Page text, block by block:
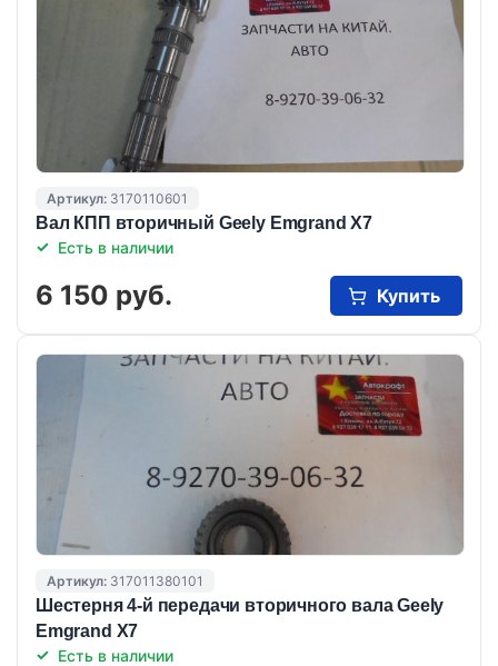
Артикул: 3170110601
Вал КПП вторичный Geely Emgrand X7
Есть в наличии
6 150 руб. Купить
Артикул: 317011380101
Шестерня 4-й передачи вторичного вала Geely
Emgrand X7
Есть в наличии